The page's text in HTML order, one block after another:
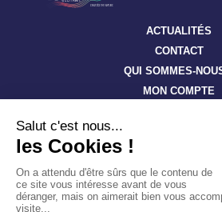
ACTUALITÉS
CONTACT
QUI SOMMES-
MON COMPTE
Suivez toute l’actualité à
S'ABONNER